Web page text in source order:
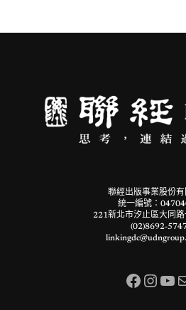
聯經出版事業股份有
統一編號：
221新北市汐止區大同
(02)8692-
Facebook InstagramYouTube 電